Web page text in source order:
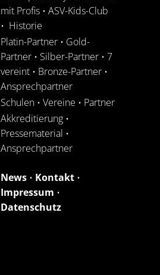
mit Profis • ASV-Kids-Club
• Historie
Platin-Partner • Gold-
Partner • Silber-Partner • 7
vereint • Bronze-Partner •
Ansprechpartner
Schulen • Vereine • Partner
Akkreditierung •
Pressematerial •
Ansprechpartner
News • Kontakt •
Impressum •
Datenschutz